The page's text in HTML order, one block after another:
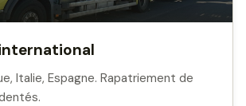
Italie, Espagne. Rapatriement de